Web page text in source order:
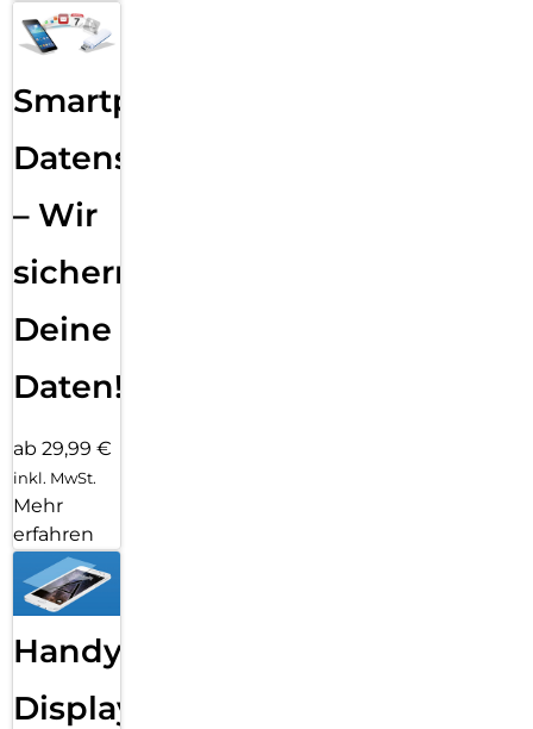
Smartphone
Datensicherung
– Wir
sichern
Deine
Daten!
ab 29,99 €
inkl. MwSt.
Mehr
erfahren
Handy
Displayfolie